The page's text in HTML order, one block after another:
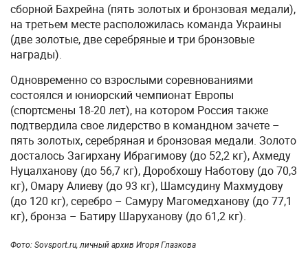
сборной Бахрейна (пять золотых и бронзовая медали),
на третьем месте расположилась команда Украины
(две золотые, две серебряные и три бронзовые
награды).
Одновременно со взрослыми соревнованиями
состоялся и юниорский чемпионат Европы
(спортсмены 18-20 лет), на котором Россия также
подтвердила свое лидерство в командном зачете –
пять золотых, серебряная и бронзовая медали. Золото
досталось Загирхану Ибрагимову (до 52,2 кг), Ахмеду
Нуцалханову (до 56,7 кг), Доробхошу Наботову (до 70,3
кг), Омару Алиеву (до 93 кг), Шамсудину Махмудову
(до 120 кг), серебро – Самуру Магомедханову (до 77,1
кг), бронза – Батиру Шаруханову (до 61,2 кг).
Фото: Sovsport.ru, личный архив Игоря Глазкова